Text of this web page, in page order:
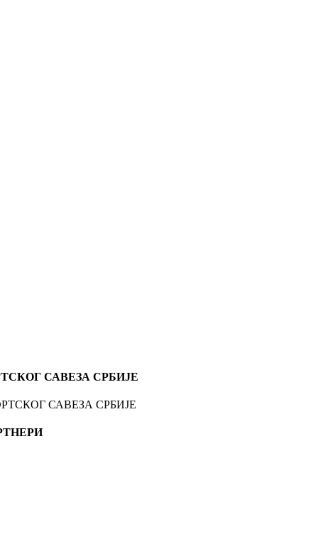
САВЕЗА СРБИЈЕ